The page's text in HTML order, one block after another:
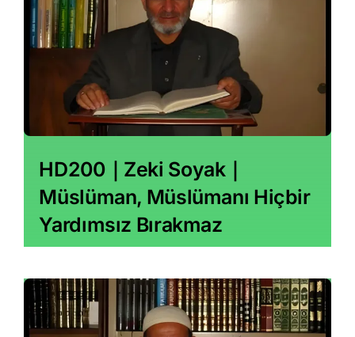
HD200｜Zeki Soyak｜
Müslüman, Müslümanı Hiçbir
Yardımsız Bırakmaz